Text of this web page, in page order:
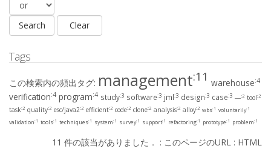
Tags
この検索内の頻出タグ: management:11 warehouse:4
verification:4 program:4 study:3 software:3 jml:3 design:3 case:3 ―:2 tool:2
task:2 quality:2 esc/java2:2 efficient:2 code:2 clone:2 analysis:2 alloy:2 wbs:1 voluntarily:1
validation:1 tools:1 techniques:1 system:1 survey:1 support:1 refactoring:1 prototype:1 problem:1
11 件の該当がありました． : このページのURL : HTML